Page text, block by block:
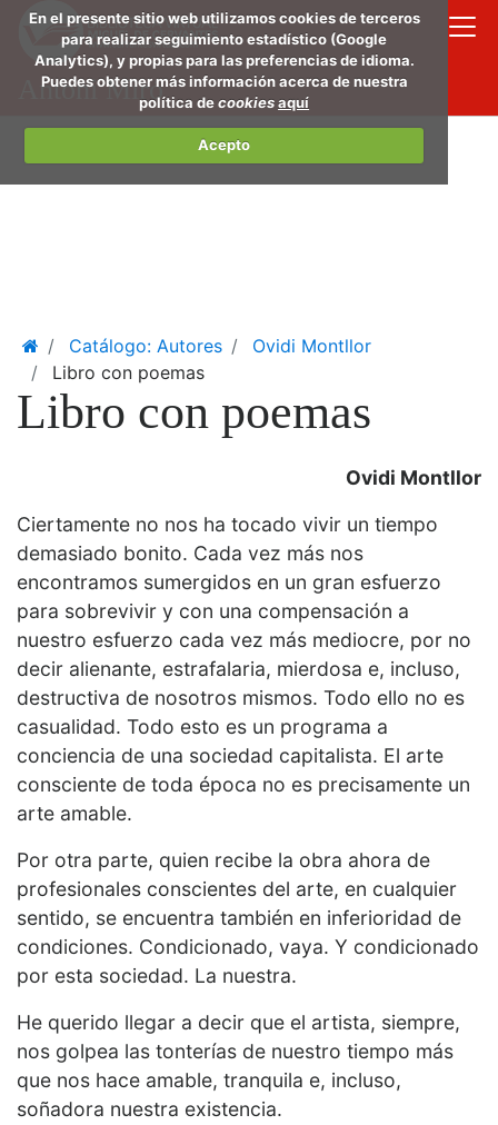
En el presente sitio web utilizamos cookies de terceros
para realizar seguimiento estadístico (Google
Analytics), y propias para las preferencias de idioma.
Puedes obtener más información acerca de nuestra
política decookiesaquí
Acepto
Saltar
al
Antoni Miró
HomeCatálogo: Autores
Ovidi Montllor
Libro con poemas
Libro con poemas
Ovidi Montllor
Ciertamente no nos ha tocado vivir un tiempo
demasiado bonito. Cada vez más nos
encontramos sumergidos en un gran esfuerzo
para sobrevivir y con una compensación a
nuestro esfuerzo cada vez más mediocre, por no
decir alienante, estrafalaria, mierdosa e, incluso,
destructiva de nosotros mismos. Todo ello no es
casualidad. Todo esto es un programa a
conciencia de una sociedad capitalista. El arte
consciente de toda época no es precisamente un
arte amable.
Por otra parte, quien recibe la obra ahora de
profesionales conscientes del arte, en cualquier
sentido, se encuentra también en inferioridad de
condiciones. Condicionado, vaya. Y condicionado
por esta sociedad. La nuestra.
He querido llegar a decir que el artista, siempre,
nos golpea las tonterías de nuestro tiempo más
que nos hace amable, tranquila e, incluso,
soñadora nuestra existencia.